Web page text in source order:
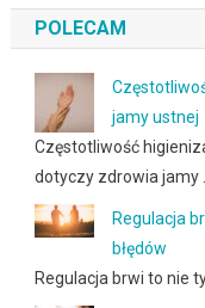
POLECAM
jamy ustnej
Częstotliwość
dotyczy zdrowia jamy …
Regulacja
błędów
Regulacja brwi to nie